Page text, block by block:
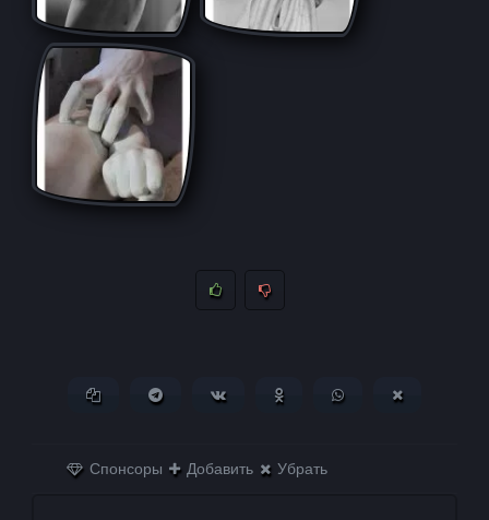
Копировать ссылкуПоделиться в Telegram
Поделиться ВКонтактеПоделиться в
Поделиться в
Спонсоры Добавить Убрать